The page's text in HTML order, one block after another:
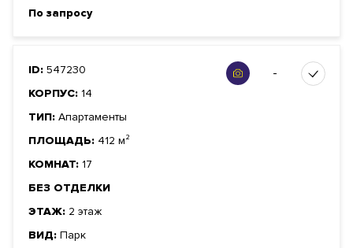
По запросу
ID: 547230
КОРПУС: 14
ТИП: Апартаменты
ПЛОЩАДЬ: 412 м²
КОМНАТ: 17
БЕЗ ОТДЕЛКИ
ЭТАЖ: 2 этаж
ВИД: Парк
-